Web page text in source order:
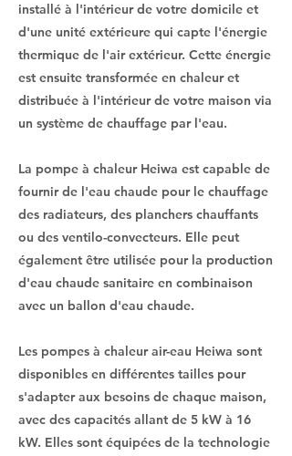
installé à l'intérieur de votre domicile et
d'une unité extérieure qui capte l'énergie
thermique de l'air extérieur. Cette énergie
est ensuite transformée en chaleur et
distribuée à l'intérieur de votre maison via
un système de chauffage par l'eau.
La pompe à chaleur Heiwa est capable de
fournir de l'eau chaude pour le chauffage
des radiateurs, des planchers chauffants
ou des ventilo-convecteurs. Elle peut
également être utilisée pour la production
d'eau chaude sanitaire en combinaison
avec un ballon d'eau chaude.
Les pompes à chaleur air-eau Heiwa sont
disponibles en différentes tailles pour
s'adapter aux besoins de chaque maison,
avec des capacités allant de 5 kW à 16
kW. Elles sont équipées de la technologie